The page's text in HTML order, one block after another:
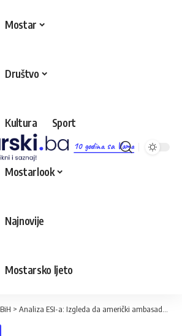
10 godina sa Vama
Mostar
Društvo
Kultura Sport
Mostarlook
Najnovije
Mostarsko ljeto
BiH > Analiza ESI-a: Izgleda da američki ambasador u BiH iza zatvorenih vrata zagovara zaobilaženje Lende